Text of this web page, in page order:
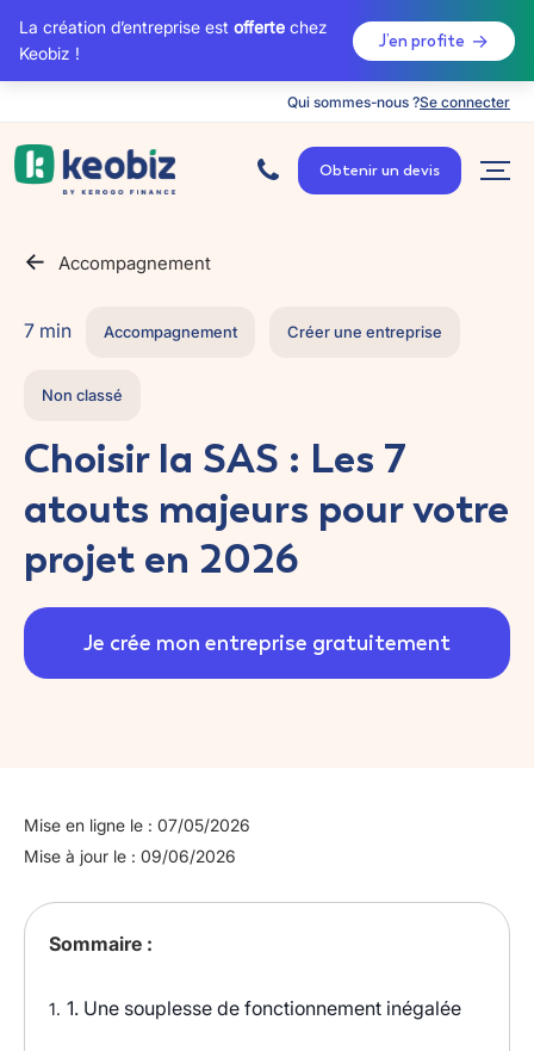
La création d’entreprise est offerte chez
Keobiz !
J’en profite
Qui sommes-nous ?Se connecter
c
c
u
Obtenir un devis
Accompagnement
7 min Accompagnement Créer une entreprise
Non classé
Choisir la SAS : Les 7
atouts majeurs pour votre
projet en 2026
Je crée mon entreprise gratuitement
Mise en ligne le : 07/05/2026
Mise à jour le : 09/06/2026
Sommaire :
1. 1. Une souplesse de fonctionnement inégalée